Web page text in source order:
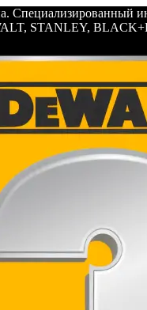
Специализированный
STANLEY,